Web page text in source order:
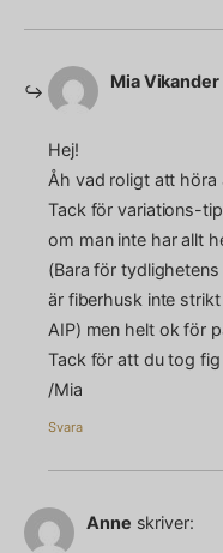
Mia Vikander
Hej!
Åh vad roligt att
Tack för variations-
om man inte har allt
(Bara för
är fiberhusk inte
AIP) men helt ok för
Tack för att du tog
/Mia
Svara
Anne skriver: